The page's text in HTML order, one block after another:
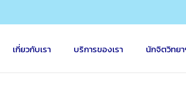
เกี่ยวกับเรา บริการของเรา นักจิตวิทยา